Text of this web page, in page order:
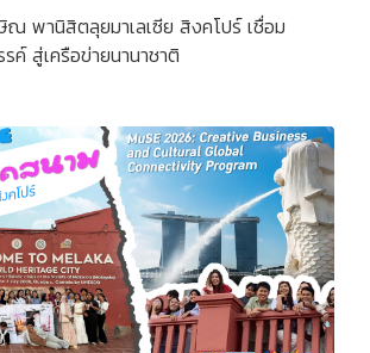
ณ พานิสิตลุยมาเลเซีย สิงคโปร์ เชื่อม
ค์ สู่เครือข่ายนานาชาติ